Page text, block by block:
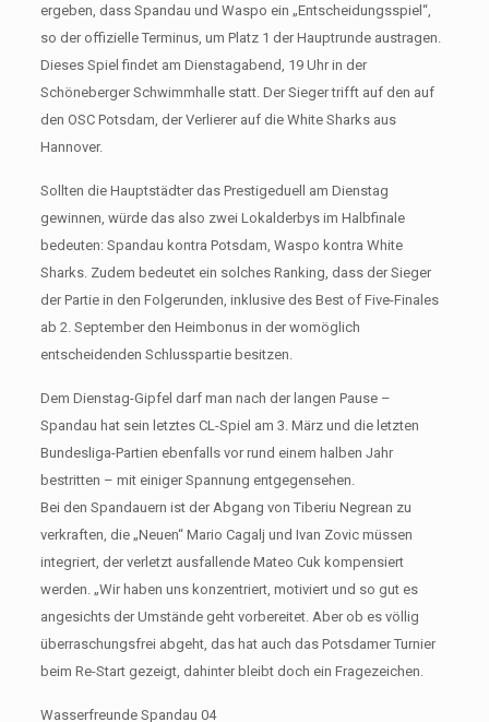
ergeben, dass Spandau und Waspo ein „Entscheidungsspiel“,
so der offizielle Terminus, um Platz 1 der Hauptrunde austragen.
Dieses Spiel findet am Dienstagabend, 19 Uhr in der
Schöneberger Schwimmhalle statt. Der Sieger trifft auf den auf
den OSC Potsdam, der Verlierer auf die White Sharks aus
Hannover.
Sollten die Hauptstädter das Prestigeduell am Dienstag
gewinnen, würde das also zwei Lokalderbys im Halbfinale
bedeuten: Spandau kontra Potsdam, Waspo kontra White
Sharks. Zudem bedeutet ein solches Ranking, dass der Sieger
der Partie in den Folgerunden, inklusive des Best of Five-Finales
ab 2. September den Heimbonus in der womöglich
entscheidenden Schlusspartie besitzen.
Dem Dienstag-Gipfel darf man nach der langen Pause –
Spandau hat sein letztes CL-Spiel am 3. März und die letzten
Bundesliga-Partien ebenfalls vor rund einem halben Jahr
bestritten – mit einiger Spannung entgegensehen.
Bei den Spandauern ist der Abgang von Tiberiu Negrean zu
verkraften, die „Neuen“ Mario Cagalj und Ivan Zovic müssen
integriert, der verletzt ausfallende Mateo Cuk kompensiert
werden. „Wir haben uns konzentriert, motiviert und so gut es
angesichts der Umstände geht vorbereitet. Aber ob es völlig
überraschungsfrei abgeht, das hat auch das Potsdamer Turnier
beim Re-Start gezeigt, dahinter bleibt doch ein Fragezeichen.
Wasserfreunde Spandau 04